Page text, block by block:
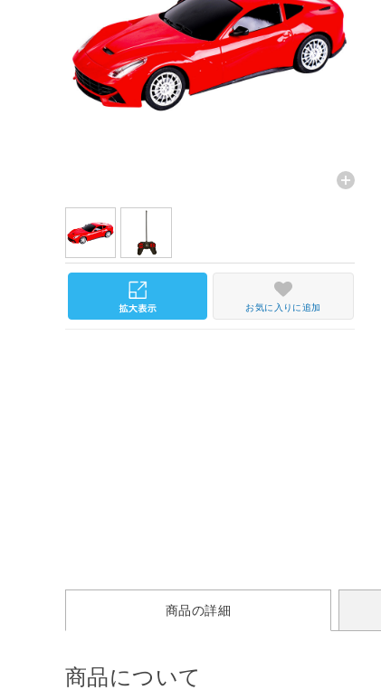
お気に入りに追加
商品の詳細
商品について